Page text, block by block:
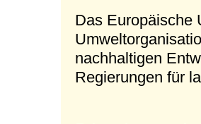
Das Europäische
nachhaltigen
Regierungen für